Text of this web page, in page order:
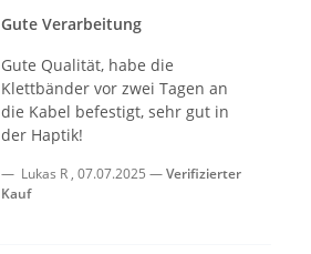
Gute Verarbeitung
Gute Qualität, habe die
Klettbänder vor zwei Tagen an
die Kabel befestigt, sehr gut in
der Haptik!
Lukas R , 07.07.2025
Verifizierter
Kauf